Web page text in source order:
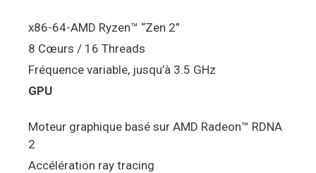
x86-64-AMD Ryzen™ “Zen 2”
8 Cœurs / 16 Threads
Fréquence variable, jusqu’à 3.5 GHz
GPU
Moteur graphique basé sur AMD Radeon™ RDNA
2
Accélération ray tracing